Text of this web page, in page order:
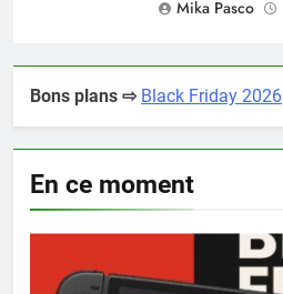
Mika Pasco
Bons plans ⇨ Black Friday 2026
En ce moment